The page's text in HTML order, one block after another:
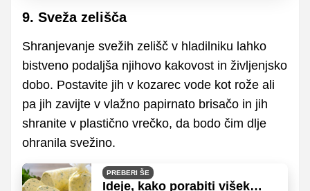
9. Sveža zelišča
Shranjevanje svežih zelišč v hladilniku lahko
bistveno podaljša njihovo kakovost in življenjsko
dobo. Postavite jih v kozarec vode kot rože ali
pa jih zavijte v vlažno papirnato brisačo in jih
shranite v plastično vrečko, da bodo čim dlje
ohranila svežino.
PREBERI ŠE
Ideje, kako porabiti višek